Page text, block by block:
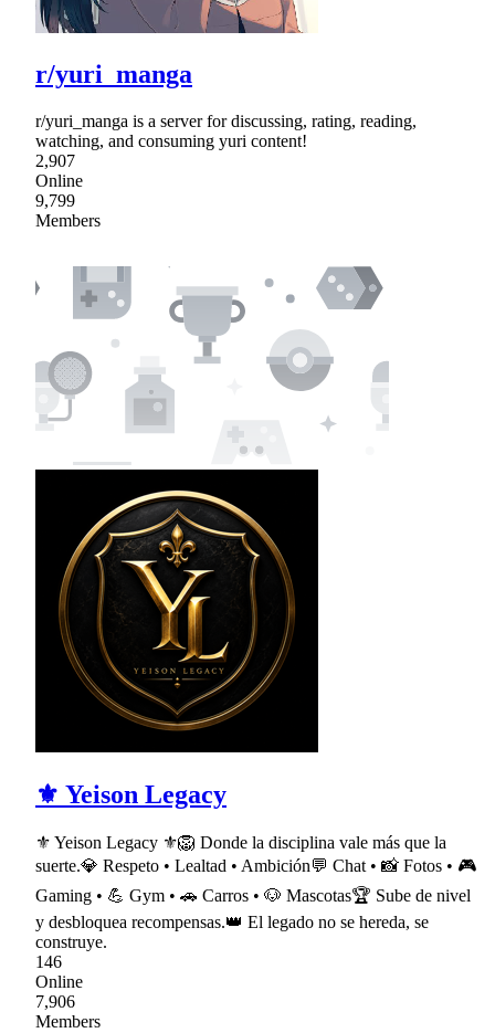
r/yuri_manga
r/yuri_manga is a server for discussing, rating, reading,
watching, and consuming yuri content!
2,907
Online
9,799
Members
⚜ Yeison Legacy
⚜ Yeison Legacy ⚜🦁 Donde la disciplina vale más que la
suerte.💎 Respeto • Lealtad • Ambición💬 Chat • 📸 Fotos • 🎮
Gaming • 💪 Gym • 🚗 Carros • 🐶 Mascotas🏆 Sube de nivel
y desbloquea recompensas.👑 El legado no se hereda, se
construye.
146
Online
7,906
Members